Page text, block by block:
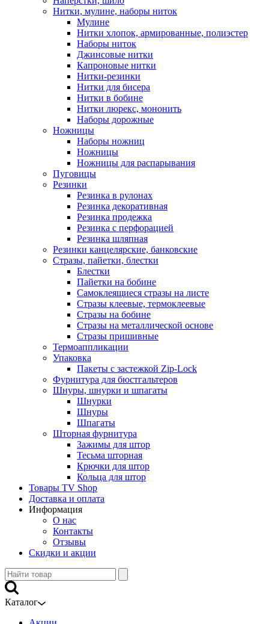
Нитки, мулине, наборы ниток
Мулине
Нитки хлопок, армированные, полиэстер
Наборы ниток
Джинсовые нитки
Капроновые нитки
Нитки-резинки
Нитки для бисера
Нитки в бобине
Нитки люрекс, мононить
Наборы дорожные
Ножницы
Наборы ножниц
Ножницы
Ножницы для распарывания
Пуговицы
Резинки
Резинка в рулонах
Резинка декоративная
Резинка продежка
Резинка с перфорацией
Резинка шляпная
Резинки канцелярские, банковские
Стразы, пайетки, блестки
Блестки
Пайетки на бобине
Самоклеящиеся стразы на листе
Стразы клеевые, термоклеевые
Стразы на бобине
Стразы на металлической основе
Стразы пришивные
Термоаппликации
Упаковка
Пакеты с застежкой Zip-Lock
Фурнитура для бюстгальтеров
Шнуры, шнурки и шпагаты
Шнурки
Шнуры
Шпагаты
Шторная фурнитура
Зажимы для штор
Тесьма шторная
Крючки для штор
Кольца для штор
Товары TV Shop
Доставка и оплата
Информация
О нас
Контакты
Отзывы
Скидки и акции
Каталог